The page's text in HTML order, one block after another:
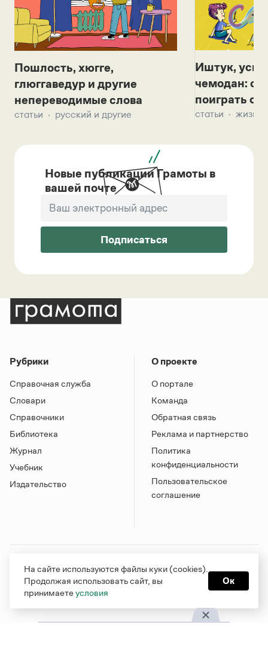
Пошлость, хюгге,
глюггаведур и другие
непереводимые слова
статьи русский и другие
Иштук,
чемодан:
поиграть с
статьи жизнь
Новые публикации Грамоты в
вашей почте
Подписаться
Рубрики
Справочная служба
Словари
Справочники
Библиотека
Журнал
Учебник
Издательство
О проекте
О портале
Команда
Обратная связь
Реклама и партнерство
Политика
конфиденциальности
Пользовательское
соглашение
Грамота в соцсетях
На сайте используются файлы куки (cookies).
Продолжая использовать сайт, вы
принимаетеусловия
Ок